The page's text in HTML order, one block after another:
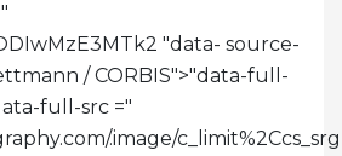
"data- source-
/ CORBIS">"data-full-
full-src ="
.image/